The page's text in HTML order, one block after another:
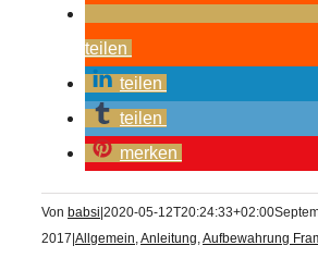
teilen
teilen
teilen
merken
Von babsi|2020-05-12T20:24:33+02:00
2017|Allgemein,Anleitung,Aufbewahrung